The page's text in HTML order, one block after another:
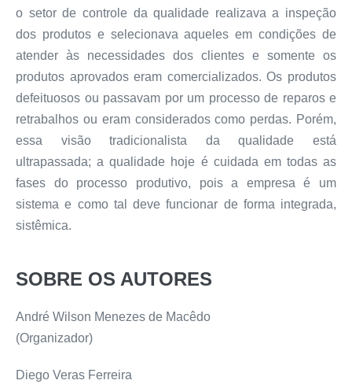
o setor de controle da qualidade realizava a inspeção
dos produtos e selecionava aqueles em condições de
atender às necessidades dos clientes e somente os
produtos aprovados eram comercializados. Os produtos
defeituosos ou passavam por um processo de reparos e
retrabalhos ou eram considerados como perdas. Porém,
essa visão tradicionalista da qualidade está
ultrapassada; a qualidade hoje é cuidada em todas as
fases do processo produtivo, pois a empresa é um
sistema e como tal deve funcionar de forma integrada,
sistêmica.
SOBRE OS AUTORES
André Wilson Menezes de Macêdo
(Organizador)
Diego Veras Ferreira